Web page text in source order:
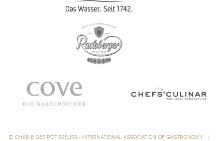
© CHAÎNE DES RÔTISSEURS - INTERNATIONAL ASSOCIATION OF GASTRONOMY
|